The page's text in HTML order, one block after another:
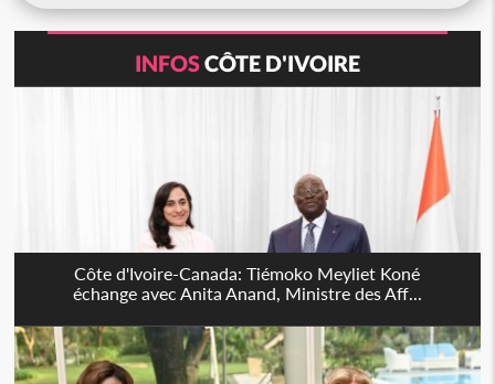
INFOSCÔTE D'IVOIRE
Côte d'Ivoire-Canada: Tiémoko Meyliet Koné
échange avec Anita Anand, Ministre des Aff...